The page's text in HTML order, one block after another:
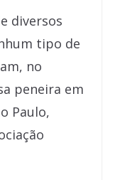
diversos
tipo de
no
peneira em
Paulo,